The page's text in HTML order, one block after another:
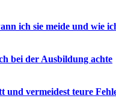
ich sie meide und wie
bei der Ausbildung achte
und vermeidest teure